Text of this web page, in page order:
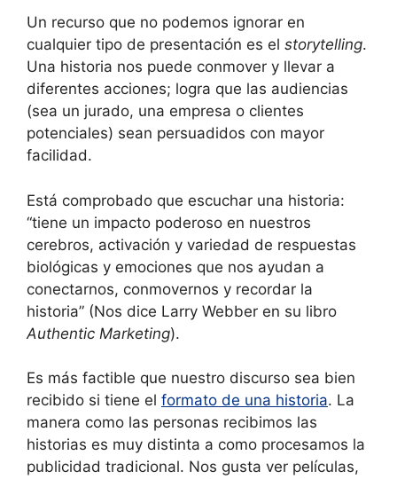
Un recurso que no podemos ignorar en
cualquier tipo de presentación es el storytelling.
Una historia nos puede conmover y llevar a
diferentes acciones; logra que las audiencias
(sea un jurado, una empresa o clientes
potenciales) sean persuadidos con mayor
facilidad.
Está comprobado que escuchar una historia:
“tiene un impacto poderoso en nuestros
cerebros, activación y variedad de respuestas
biológicas y emociones que nos ayudan a
conectarnos, conmovernos y recordar la
historia” (Nos dice Larry Webber en su libro
Authentic Marketing).
Es más factible que nuestro discurso sea bien
recibido si tiene el formato de una historia. La
manera como las personas recibimos las
historias es muy distinta a como procesamos la
publicidad tradicional. Nos gusta ver películas,